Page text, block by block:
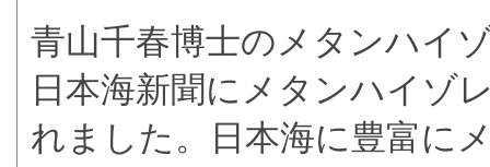
青山千春博士のメタンハイ
日本海新聞にメタンハイゾ
れました。日本海に豊富に